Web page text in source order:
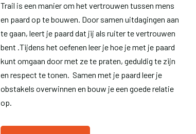
Trail is een manier om het vertrouwen tussen mens
en paard op te bouwen. Door samen uitdagingen aan
te gaan, leert je paard dat jij als ruiter te vertrouwen
bent .Tijdens het oefenen leer je hoe je met je paard
kunt omgaan door met ze te praten, geduldig te zijn
en respect te tonen. Samen met je paard leer je
obstakels overwinnen en bouw je een goede relatie
op.